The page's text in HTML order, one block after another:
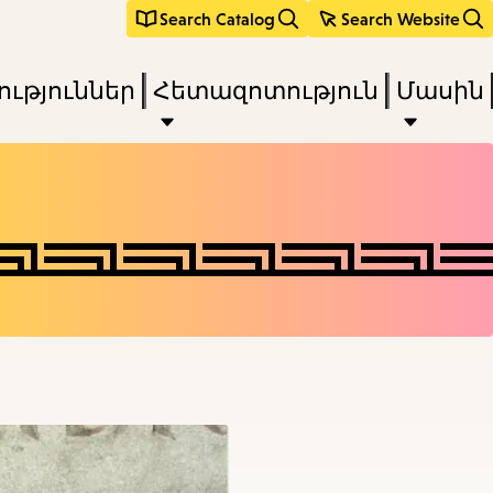
Search Catalog Search Website
Հետազոտություն Մասին